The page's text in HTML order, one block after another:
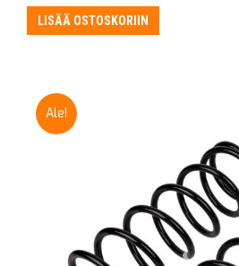
LISÄÄ OSTOSKORIIN
Ale!